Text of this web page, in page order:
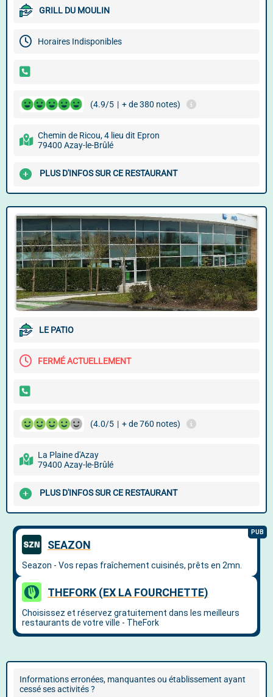
GRILL DU MOULIN
Horaires Indisponibles
(4.9/5 | + de 380 notes)
Chemin de Ricou, 4 lieu dit Epron
79400 Azay-le-Brûlé
PLUS D'INFOS SUR CE RESTAURANT
LE PATIO
FERMÉ ACTUELLEMENT
(4.0/5 | + de 760 notes)
La Plaine d'Azay
79400 Azay-le-Brûlé
PLUS D'INFOS SUR CE RESTAURANT
Informations erronées, manquantes ou établissement ayant
cessé ses activités ?